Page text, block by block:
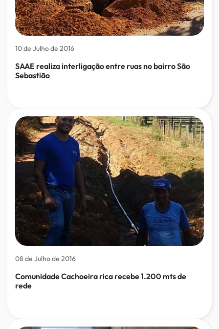
10 de Julho de 2016
SAAE realiza interligação entre ruas no bairro São
Sebastião
08 de Julho de 2016
Comunidade Cachoeira rica recebe 1.200 mts de
rede